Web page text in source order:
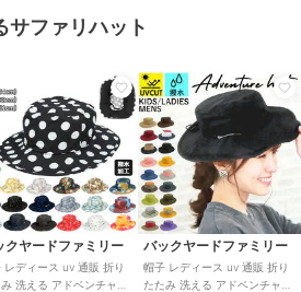
サファリハット
クヤードファミリー
レディース uv 通販 折り
洗える アドベンチャー
バックヤードファミリー
帽子 レディース uv 通販 折り
たたみ 洗える アドベンチャー